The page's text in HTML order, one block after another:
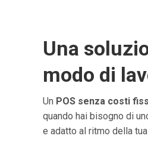
Una
modo di
Un POS senza costi
quando hai bisogno di
e adatto al ritmo della